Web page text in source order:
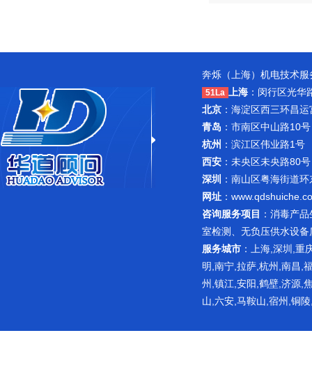
奔烁（上海）机电技术
51La 上海 ：闵行区光
北京 ：海淀区西三环
青岛 ：市南区中山
杭州 ：滨江区伟业
西安 ：未央区未央
深圳
：南山区粤海街道
网址 ：
咨询服务项目 ： 消毒产品
室检测
、无负压供水设
服务城市 ：上海,深圳,重
明,南宁,拉萨,杭州,南昌,
州,镇江,安阳,鹤壁,济源,
山,六安,马鞍山,宿州,铜